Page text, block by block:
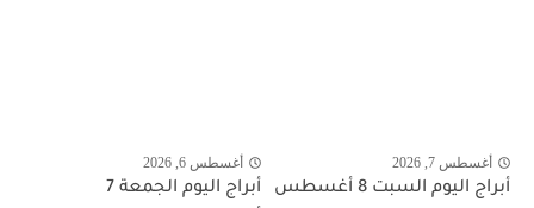
أغسطس 7, 2026
أبراج اليوم السبت 8 أغسطس
أغسطس 6, 2026
أبراج اليوم الجمعة 7